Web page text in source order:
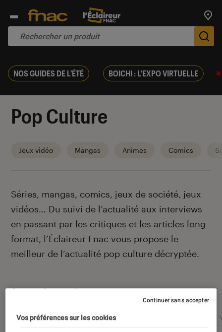
NOS GUIDES DE L'ÉTÉ BOICHI : L'EXPO VIRTUELLE
Pop Culture
Jeux vidéo Mangas Animes Comics
Introduction
Séries, mangas, comics, jeux de société, jeux
vidéos… Du suivi de l’actualité aux interviews
en passant par les critiques et les articles long
format, l’Éclaireur Fnac vous propose le
meilleur de l’actualité pop culture décryptée.
Autour de ce sujet
Netflix Marvel Nintendo Star
Vos préférences sur les cookies
Continuer sans accepter